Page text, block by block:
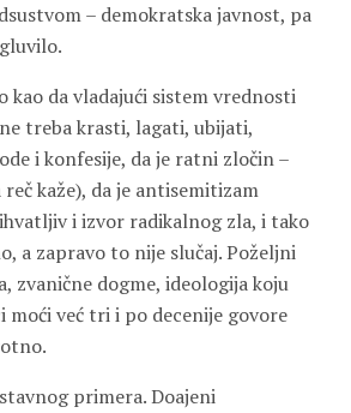
– demokratska javnost, pa
kao da vladajući sistem vrednosti
treba krasti, lagati, ubijati,
i konfesije, da je ratni zločin –
kaže), da je antisemitizam
i izvor radikalnog zla, i tako
a zapravo to nije slučaj. Poželjni
zvanične dogme, ideologija koju
moći već tri i po decenije govore
primera. Doajeni